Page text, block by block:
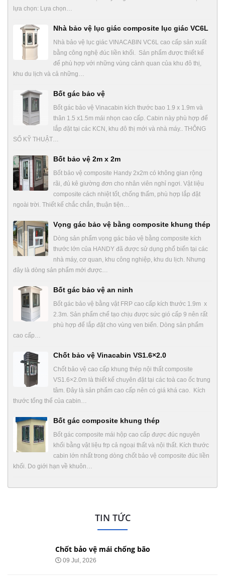
lựa chọn: Lựa chọn…
Nhà bảo vệ lục giác composite lục giác VC6L
Nhà bảo vệ lục giác VINACABIN VC6L cao cấp sản xuất
bằng công nghệ đúc liền khối. Sản phẩm được thiết kế
để phù hợp với những vùng cảnh quan của khu đô thị,
khu du lịch và cả những…
Bốt gác bảo vệ
Bốt gác bảo vệ Vinacabin kích thước bao 1.9 x 1.9m và
thân 1.5 x1.5m mái nhọn cao cấp. Cabin này phù hợp để
lắp đặt tại các KCN, khu đô thị mới và nhà máy.. THÔNG
SỐ KỸ THUẬT…
Bốt bảo vệ 2m x 2m
Bốt bảo vệ composite Handy 2x2m có không gian rộng
rãi, đủ kê giường đơn cho nhân viên nghỉ ngơi. Vật liệu
composite cách nhiệt tốt, chống thấm, phù hợp lắp đặt
ngoài trời. Thiết kế chắc chắn, thuận tiện…
Vọng gác bảo vệ bằng composite khung thép
Dòng sản phẩm vọng gác bảo vệ bằng composite kích
thước lớn của HANDY đã được sử dụng phổ biến tại các
nhà máy, cơ quan, khu công nghiệp, khu du lịch. Nhưng
đây là dòng sản phẩm mới được…
Bốt gác bảo vệ an ninh
Bốt gác bảo vệ bằng vật FRP cao cấp kích thước 1.9m x
2.3m. Sản phẩm chế tạo chịu được sức gió cấp 9 nên rất
phù hợp để lắp đặt cho vùng ven biển. Dòng sản phẩm
cao cấp…
Chốt bảo vệ Vinacabin VS1.6×2.0
Chốt bảo vệ cao cấp khung thép nội thất composite
VS1.6×2.0m là thiết kế chuyên đặt tại các toà cao ốc trung
tâm. Đây là sản phẩm cao cấp nên có giá khá cao. Kích
thước tổng thể của cabin…
Bốt gác composite khung thép
Bốt gác composite mái hộp cao cấp được đúc nguyên
khối bằng vật liệu frp cả ngoại thất và nội thất. Kích thước
cabin lớn nhất trong dòng chốt bảo vệ composite đúc liền
khối. Do giới hạn về khuôn…
TIN TỨC
Chốt bảo vệ mái chống bão
09 Jul, 2026